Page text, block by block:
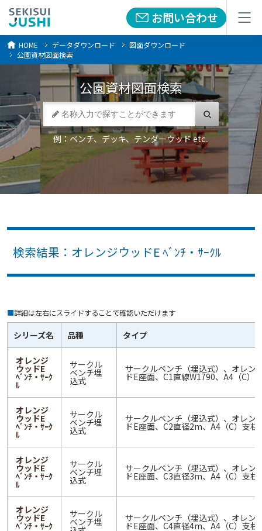
お問い合わせ
メニュー お問い合わせ
メニュー
HOME データダウンロード
図面ダウンロード
公園資材図面検索
公園資材図面検索
例：ベンチ、デッキ、テンダーウッド etc..
検索結果：オレンジウッドE ﾍﾞﾝﾁ・ｻｰｸﾙ
■詳細は左右にスライドすることで確認いただけます
シリーズ名 品種 タイプ
オレンジ
ウッドE
ﾍﾞﾝﾁ・ｻｰｸ
ﾙ
サークル
ベンチ埋
込式
サークルベンチ（埋込式）、オレン
ドE座面、C1直線W1790、A4（C）
オレンジ
ウッドE
ﾍﾞﾝﾁ・ｻｰｸ
ﾙ
サークル
ベンチ埋
込式
サークルベンチ（埋込式）、オレン
ドE座面、C2直径2m、A4（C）支柱
オレンジ
ウッドE
ﾍﾞﾝﾁ・ｻｰｸ
ﾙ
サークル
ベンチ埋
込式
サークルベンチ（埋込式）、オレン
ドE座面、C3直径3m、A4（C）支柱
オレンジ
ウッドE
ﾍﾞﾝﾁ・ｻｰｸ
サークル
ベンチ埋 サークルベンチ（埋込式）、オレン
ドE座面、C4直径4m、A4（C）支柱